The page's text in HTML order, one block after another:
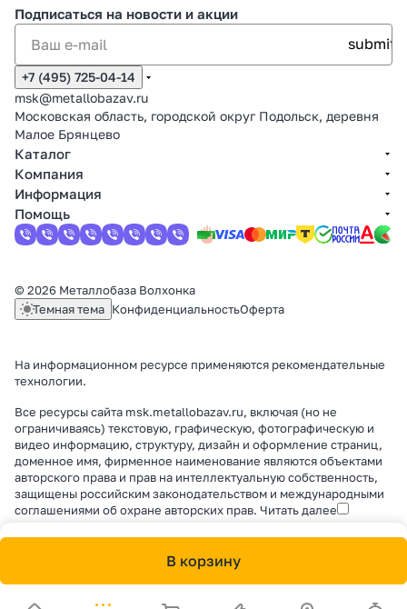
В корзину
Подписаться на новости и акции
+7 (495) 725-04-14
msk@metallobazav.ru
Московская область, городской округ Подольск, деревня
Малое Брянцево
Каталог
Компания
Информация
Помощь
© 2026 Металлобаза Волхонка
Темная тема КонфиденциальностьОферта
На информационном ресурсе применяются рекомендательные
технологии.
Все ресурсы сайта msk.metallobazav.ru, включая (но не
ограничиваясь) текстовую, графическую, фотографическую и
видео информацию, структуру, дизайн и оформление страниц,
доменное имя, фирменное наименование являются объектами
авторского права и прав на интеллектуальную собственность,
защищены российским законодательством и международными
соглашениями об охране авторских прав. Читать далее